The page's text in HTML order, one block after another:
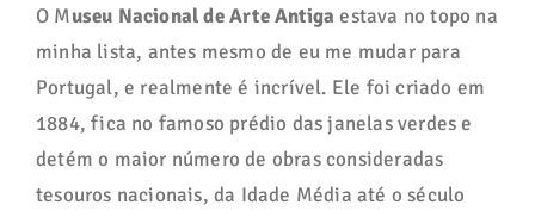
O Museu Nacional de Arte Antiga estava no topo na
minha lista, antes mesmo de eu me mudar para
Portugal, e realmente é incrível. Ele foi criado em
1884, fica no famoso prédio das janelas verdes e
detém o maior número de obras consideradas
tesouros nacionais, da Idade Média até o século